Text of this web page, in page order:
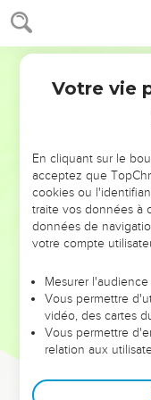
NE
ET SI LEURS
leur foi ou leur vision.
et les saisons
sont
Dans cette
clés pour avancer
Votre vie
En cliquant sur le
acceptez que
cookies ou
traite vos données à
données de
votre compte
Mesurer
Vous permettre
vidéo, des cartes
Vous permettre
relation aux